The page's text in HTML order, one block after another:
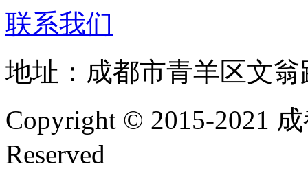
联系我们
地址：成都市青羊区文
Copyright © 2015-2021
Reserved